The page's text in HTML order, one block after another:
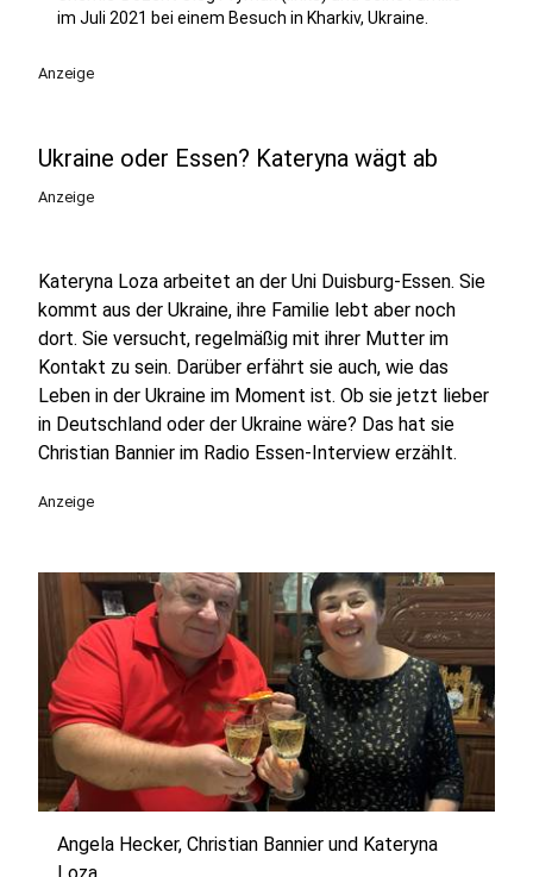
im Juli 2021 bei einem Besuch in Kharkiv, Ukraine.
Anzeige
Ukraine oder Essen? Kateryna wägt ab
Anzeige
Kateryna Loza arbeitet an der Uni Duisburg-Essen. Sie
kommt aus der Ukraine, ihre Familie lebt aber noch
dort. Sie versucht, regelmäßig mit ihrer Mutter im
Kontakt zu sein. Darüber erfährt sie auch, wie das
Leben in der Ukraine im Moment ist. Ob sie jetzt lieber
in Deutschland oder der Ukraine wäre? Das hat sie
Christian Bannier im Radio Essen-Interview erzählt.
Anzeige
Angela Hecker, Christian Bannier und Kateryna